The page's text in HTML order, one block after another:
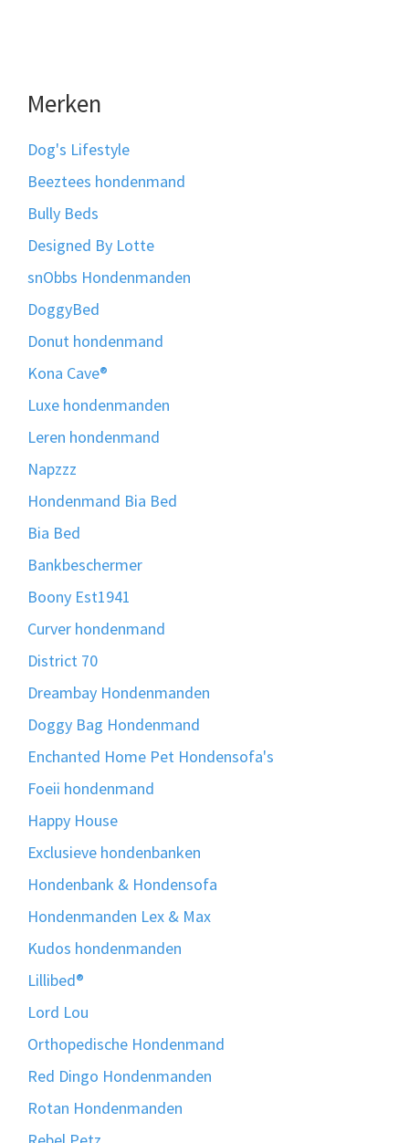
Merken
Dog's Lifestyle
Beeztees hondenmand
Bully Beds
Designed By Lotte
snObbs Hondenmanden
DoggyBed
Donut hondenmand
Kona Cave®
Luxe hondenmanden
Leren hondenmand
Napzzz
Hondenmand Bia Bed
Bia Bed
Bankbeschermer
Boony Est1941
Curver hondenmand
District 70
Dreambay Hondenmanden
Doggy Bag Hondenmand
Enchanted Home Pet Hondensofa's
Foeii hondenmand
Happy House
Exclusieve hondenbanken
Hondenbank & Hondensofa
Hondenmanden Lex & Max
Kudos hondenmanden
Lillibed®
Lord Lou
Orthopedische Hondenmand
Red Dingo Hondenmanden
Rotan Hondenmanden